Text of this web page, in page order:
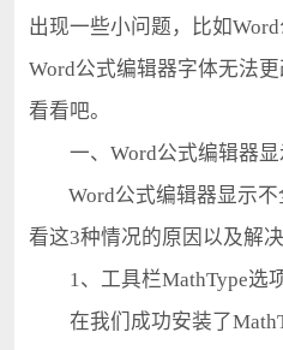
出现一些小问题，比如Word
Word公式编辑器字体无法
看看吧。
一、Word公式编辑器显
Word公式编辑器显示不
看这3种情况的原因以及解决
1、工具栏MathType选
在我们成功安装了